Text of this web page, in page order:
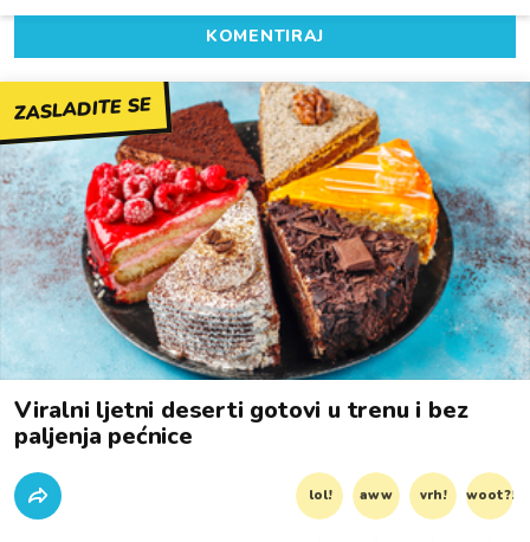
KOMENTIRAJ
ZASLADITE SE
Viralni ljetni deserti gotovi u trenu i bez
paljenja pećnice
lol! aww vrh! woot?!